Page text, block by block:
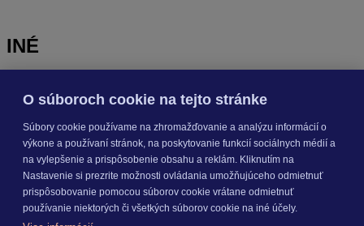
INÉ
OdoberajteNOVINKY
O nás
Prihlásiť sa
O súboroch cookie na tejto stránke
Súbory cookie používame na zhromažďovanie a analýzu informácií o
výkone a používaní stránok, na poskytovanie funkcií sociálnych médií a
na vylepšenie a prispôsobenie obsahu a reklám. Kliknutím na
Nastavenie si prezrite možnosti ovládania umožňujúceho odmietnuť
prispôsobovanie pomocou súborov cookie vrátane odmietnuť
používanie niektorých či všetkých súborov cookie na iné účely.